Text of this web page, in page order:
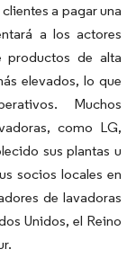
a pagar una
a los actores
productos de alta
elevados, lo que
Muchos
como LG,
sus plantas u
socios locales en
de lavadoras
Unidos, el Reino